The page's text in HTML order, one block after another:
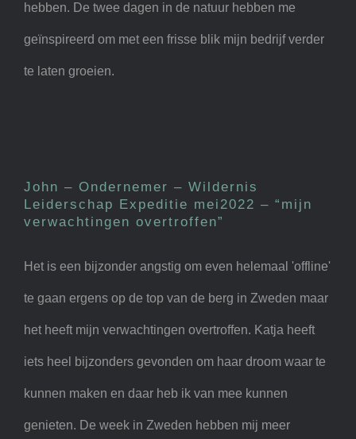
hebben. De twee dagen in de natuur hebben me
geïnspireerd om met een frisse blik mijn bedrijf verder
te laten groeien.
verwachtingen overtroffen”
John – Ondernemer – Wildernis
Leiderschap Expeditie mei2022 – “mijn
verwachtingen overtroffen”
Het is een bijzonder angstig om even helemaal 'offline'
te gaan ergens op de top van de berg in Zweden maar
het heeft mijn verwachtingen overtroffen. Katja heeft
iets heel bijzonders gevonden om haar droom waar te
kunnen maken en daar heb ik van mee kunnen
genieten. De week in Zweden hebben mij meer